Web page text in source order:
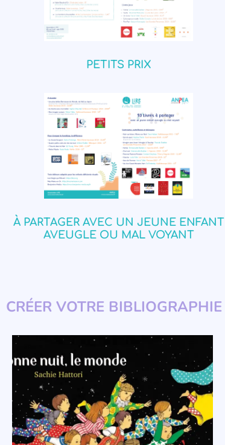
PETITS PRIX
À PARTAGER AVEC UN JEUNE ENFANT
AVEUGLE OU MAL VOYANT
CRÉER VOTRE BIBLIOGRAPHIE